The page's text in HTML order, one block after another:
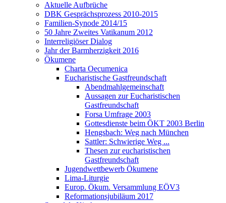
Aktuelle Aufbrüche
DBK Gesprächsprozess 2010-2015
Familien-Synode 2014/15
50 Jahre Zweites Vatikanum 2012
Interreligiöser Dialog
Jahr der Barmherzigkeit 2016
Ökumene
Charta Oecumenica
Eucharistische Gastfreundschaft
Abendmahlgemeinschaft
Aussagen zur Eucharistischen
Gastfreundschaft
Forsa Umfrage 2003
Gottesdienste beim ÖKT 2003 Berlin
Hengsbach: Weg nach München
Sattler: Schwierige Weg ...
Thesen zur eucharistischen
Gastfreundschaft
Jugendwettbewerb Ökumene
Lima-Liturgie
Europ. Ökum. Versammlung EÖV3
Reformationsjubiläum 2017